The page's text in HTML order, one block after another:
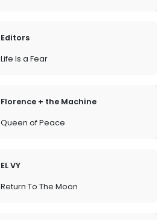
Editors
Life Is a Fear
Florence + the Machine
Queen of Peace
EL VY
Return To The Moon